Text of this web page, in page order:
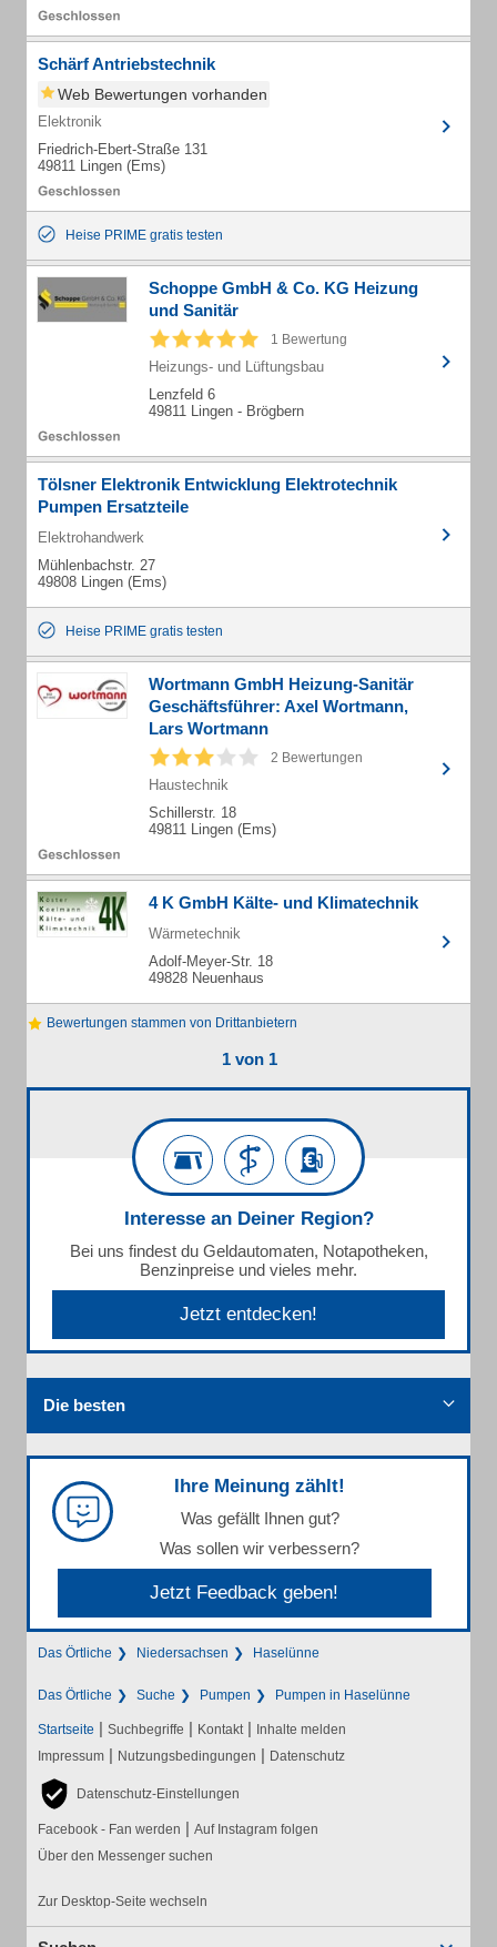
Schärf Antriebstechnik
Web Bewertungen vorhanden
Elektronik
Friedrich-Ebert-Straße 131
49811 Lingen (Ems)
Heise PRIME gratis testen
Schoppe GmbH & Co. KG Heizung
und Sanitär
1 Bewertung
Heizungs- und Lüftungsbau
Lenzfeld 6
49811 Lingen - Brögbern
Tölsner Elektronik Entwicklung Elektrotechnik
Pumpen Ersatzteile
Elektrohandwerk
Mühlenbachstr. 27
49808 Lingen (Ems)
Heise PRIME gratis testen
Wortmann GmbH Heizung-Sanitär
Geschäftsführer: Axel Wortmann,
Lars Wortmann
2 Bewertungen
Haustechnik
Schillerstr. 18
49811 Lingen (Ems)
4 K GmbH Kälte- und Klimatechnik
Wärmetechnik
Adolf-Meyer-Str. 18
49828 Neuenhaus
Bewertungen stammen von Drittanbietern
1 von 1
Interesse an Deiner Region?
Bei uns findest du Geldautomaten, Notapotheken,
Benzinpreise und vieles mehr.
Jetzt entdecken!
Die besten
Ihre Meinung zählt!
Was gefällt Ihnen gut?
Was sollen wir verbessern?
Jetzt Feedback geben!
Das Örtliche Niedersachsen Haselünne
Das Örtliche Suche Pumpen Pumpen in Haselünne
Startseite | Suchbegriffe | Kontakt | Inhalte melden
Impressum | Nutzungsbedingungen | Datenschutz
Datenschutz-Einstellungen
Facebook - Fan werden | Auf Instagram folgen
Über den Messenger suchen
Zur Desktop-Seite wechseln